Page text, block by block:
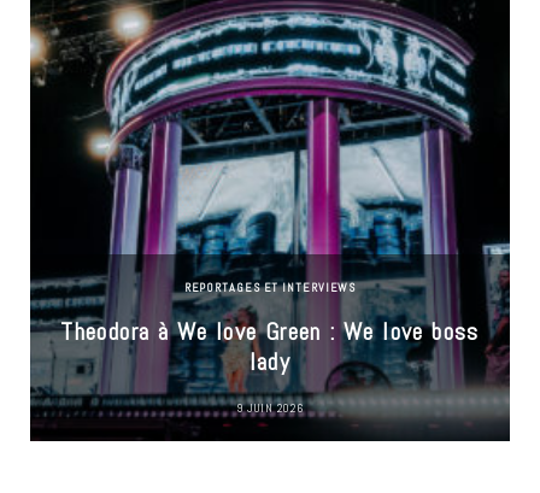
REPORTAGES ET INTERVIEWS
Theodora à We love Green : We love boss
lady
9 JUIN 2026